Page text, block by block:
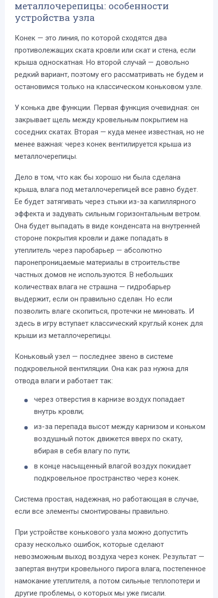
металлочерепицы: особенности
устройства узла
Конек — это линия, по которой сходятся два
противолежащих ската кровли или скат и стена, если
крыша односкатная. Но второй случай — довольно
редкий вариант, поэтому его рассматривать не будем и
остановимся только на классическом коньковом узле.
У конька две функции. Первая функция очевидная: он
закрывает щель между кровельным покрытием на
соседних скатах. Вторая — куда менее известная, но не
менее важная: через конек вентилируется крыша из
металлочерепицы.
Дело в том, что как бы хорошо ни была сделана
крыша, влага под металлочерепицей все равно будет.
Ее будет затягивать через стыки из-за капиллярного
эффекта и задувать сильным горизонтальным ветром.
Она будет выпадать в виде конденсата на внутренней
стороне покрытия кровли и даже попадать в
утеплитель через паробарьер — абсолютно
паронепроницаемые материалы в строительстве
частных домов не используются. В небольших
количествах влага не страшна — гидробарьер
выдержит, если он правильно сделан. Но если
позволить влаге скопиться, протечки не миновать. И
здесь в игру вступает классический круглый конек для
крыши из металлочерепицы.
Коньковый узел — последнее звено в системе
подкровельной вентиляции. Она как раз нужна для
отвода влаги и работает так:
через отверстия в карнизе воздух попадает
внутрь кровли;
из-за перепада высот между карнизом и коньком
воздушный поток движется вверх по скату,
вбирая в себя влагу по пути;
в конце насыщенный влагой воздух покидает
подкровельное пространство через конек.
Система простая, надежная, но работающая в случае,
если все элементы смонтированы правильно.
При устройстве конькового узла можно допустить
сразу несколько ошибок, которые сделают
невозможным выход воздуха через конек. Результат —
запертая внутри кровельного пирога влага, постепенное
намокание утеплителя, а потом сильные теплопотери и
другие проблемы, о которых мы уже писали.